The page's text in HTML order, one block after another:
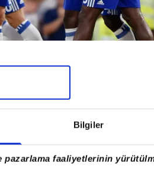
Bilgiler
faaliyetlerinin
iseMichy Batshuayi